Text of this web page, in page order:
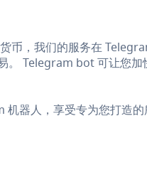
币，我们的服务在
。 Telegram bot 可让您
器人，享受专为您打造的